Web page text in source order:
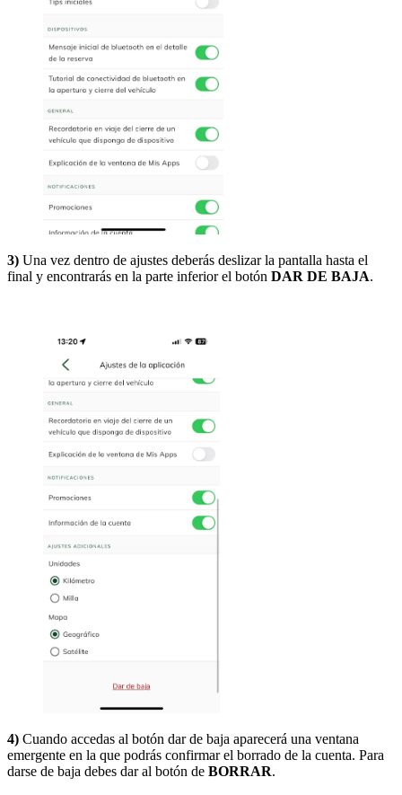
3) Una vez dentro de ajustes deberás deslizar la pantalla hasta el
final y encontrarás en la parte inferior el botón DAR DE BAJA.
4) Cuando accedas al botón dar de baja aparecerá una ventana
emergente en la que podrás confirmar el borrado de la cuenta. Para
darse de baja debes dar al botón de BORRAR.